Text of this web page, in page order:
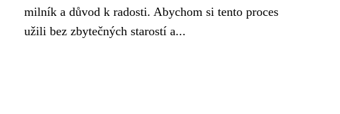
milník a důvod k radosti. Abychom si tento proces
užili bez zbytečných starostí a...